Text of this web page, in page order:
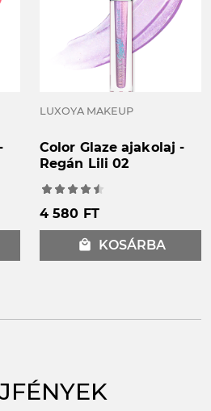
LUXOYA MAKEUP
Color Glaze ajakolaj -
Regán Lili 02
4 580 FT
local_mall KOSÁRBA